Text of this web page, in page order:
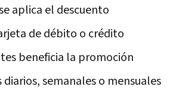
aplica el descuento
de débito o crédito
beneficia la promoción
semanales o mensuales